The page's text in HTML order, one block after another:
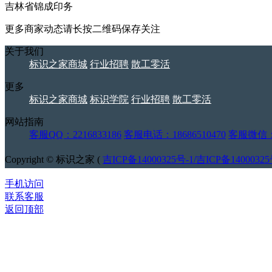
吉林省锦成印务
更多商家动态请长按二维码保存关注
关于我们
标识之家商城 行业招聘 散工零活
更多
标识之家商城 标识学院 行业招聘 散工零活
网站指南
客服QQ：2216833186 客服电话：18686510470 客服微信
Copyright © 标识之家 ( 吉ICP备14000325号-1/吉ICP备
手机访问
联系客服
返回顶部